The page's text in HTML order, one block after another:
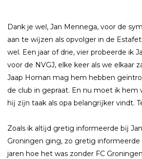
Dank je wel, Jan Mennega, voor de
aan te wĳzen als opvolger in de
wel. Een jaar of drie, vier probeerde ik
voor de NVGJ, elke keer als we elkaar
Jaap Homan mag hem hebben
de club in gepraat. En nu moet ik hem
hĳ zĳn taak als opa belangrĳker vindt.
Zoals ik altĳd gretig informeerde bĳ
Groningen ging, zo gretig informeerde
jaren hoe het was zonder FC